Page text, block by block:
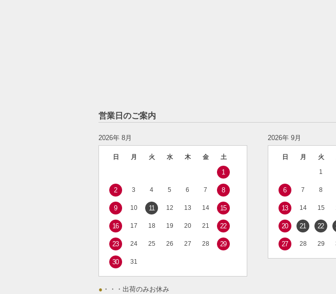
営業日のご案内
2026年 8月
日 月 火 水 木 金 土
1
2 3 4 5 6 7 8
9 10 11 12 13 14 15
16 17 18 19 20 21 22
23 24 25 26 27 28 29
30 31
2026年 9月
日 月 火
1
6 7 8
13 14 15
20 21 22
27 28 29
● ・・・出荷のみお休み